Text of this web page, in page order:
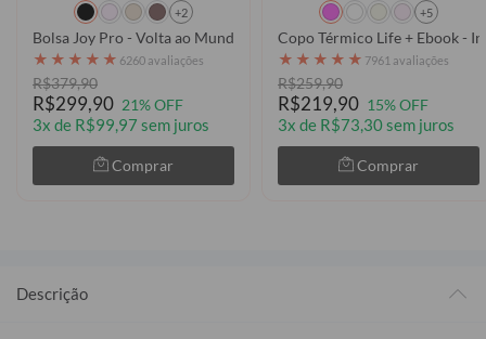
+2
Bolsa Joy Pro - Volta ao Mundo Manuscrita
★ ★ ★ ★ ★ 6260 avaliações
R$379,90
R$299,90 21% OFF
3x de R$99,97 sem juros
Comprar
+5
Copo Térmico Life + Ebook -
★ ★ ★ ★ ★ 7961 avaliações
R$259,90
R$219,90 15% OFF
3x de R$73,30 sem juros
Comprar
Descrição